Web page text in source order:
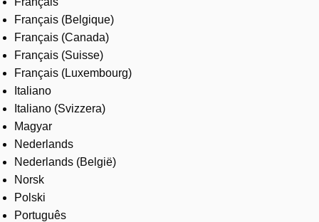
Français (Belgique)
Français (Canada)
Français (Suisse)
Français (Luxembourg)
Italiano
Italiano (Svizzera)
Magyar
Nederlands
Nederlands (België)
Norsk
Polski
Português